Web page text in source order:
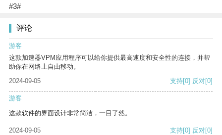
#3#
评论
游客
这款加速器VPM应用程序可以给你提供最高速度和安全性的连接，并帮
助你在网络上自由移动。
2024-09-05
支持[0] 反对[0]
游客
这款软件的界面设计非常简洁，一目了然。
2024-09-05 支持[0] 反对[0]